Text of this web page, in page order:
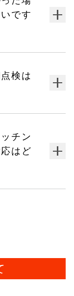
です
検は
チン
はど